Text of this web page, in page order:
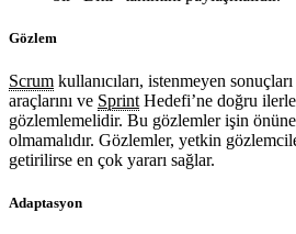
Gözlem
Scrum kullanıcıları, istenmeyen
araçlarını ve Sprint Hedefi’ne doğru
gözlemlemelidir. Bu gözlemler işin
olmamalıdır. Gözlemler, yetkin
getirilirse en çok yararı sağlar.
Adaptasyon